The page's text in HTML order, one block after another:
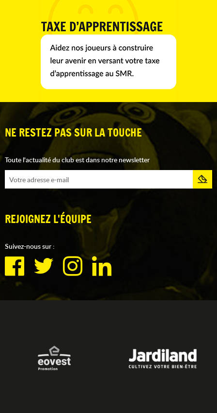
NE RESTEZ PAS SUR LA TOUCHE
Toute l'actualité du club est dans notre newsletter
REJOIGNEZ L'ÉQUIPE
Suivez-nous sur :